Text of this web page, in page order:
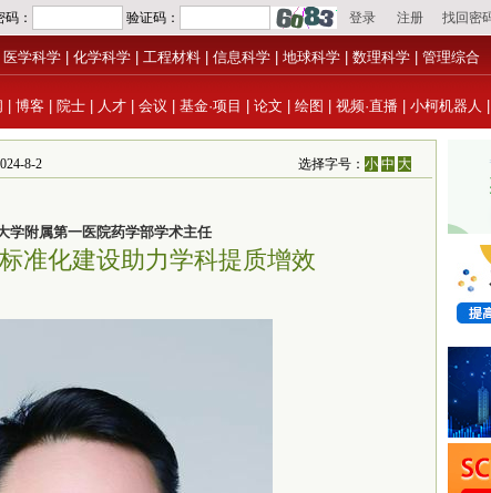
医学科学 化学科学 工程材料 信息科学 地球科学 数理科学 管理综合
博客 院士 人才 会议 基金·项目 论文 绘图 视频·直播 小柯机器人
8-2 选择字号：小 中 大
学附属第一医院药学部学术主任
准化建设助力学科提质增效